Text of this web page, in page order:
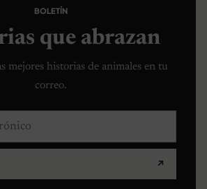
BOLETÍN
que abrazan
mejores historias de animales en tu
correo.
↗